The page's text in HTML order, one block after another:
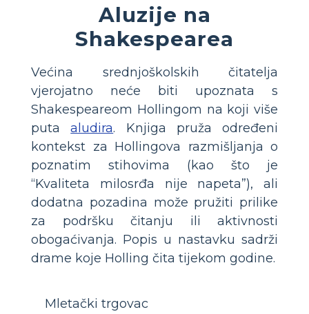
Aluzije na
Shakespearea
Većina srednjoškolskih čitatelja
vjerojatno neće biti upoznata s
Shakespeareom Hollingom na koji više
putaaludira. Knjiga pruža određeni
kontekst za Hollingova razmišljanja o
poznatim stihovima (kao što je
“Kvaliteta milosrđa nije napeta”), ali
dodatna pozadina može pružiti prilike
za podršku čitanju ili aktivnosti
obogaćivanja. Popis u nastavku sadrži
drame koje Holling čita tijekom godine.
Mletački trgovac